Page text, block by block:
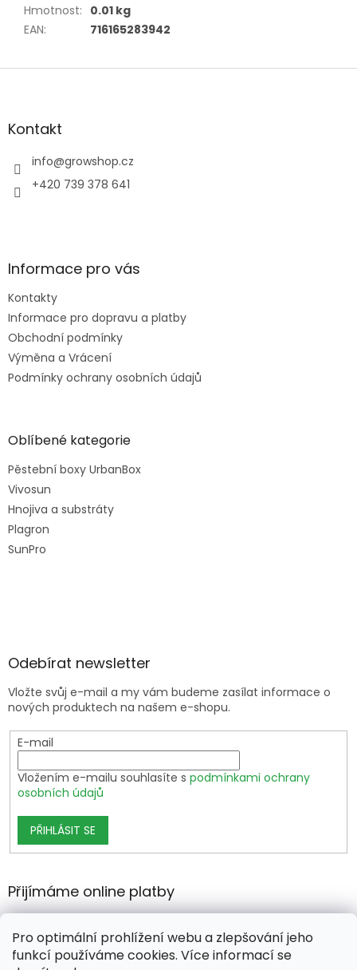
Pro optimální prohlížení webu a zlepšování jeho
funkcí používáme cookies. Více informací se
Hmotnost: 0.01 kg
EAN: 716165283942
Z
aKontakt
info@growshop.cz
+420 739 378 641
Informace pro vás
Kontakty
Informace pro dopravu a platby
Obchodní podmínky
Výměna a Vrácení
Podmínky ochrany osobních údajů
Oblíbené kategorie
Pěstební boxy UrbanBox
Vivosun
Hnojiva a substráty
Plagron
SunPro
Odebírat newsletter
Vložte svůj e-mail a my vám budeme zasílat informace o
nových produktech na našem e-shopu.
E-mail
Vložením e-mailu souhlasíte s podmínkami ochrany
osobních údajů
PŘIHLÁSIT SE
Přijímáme online platby